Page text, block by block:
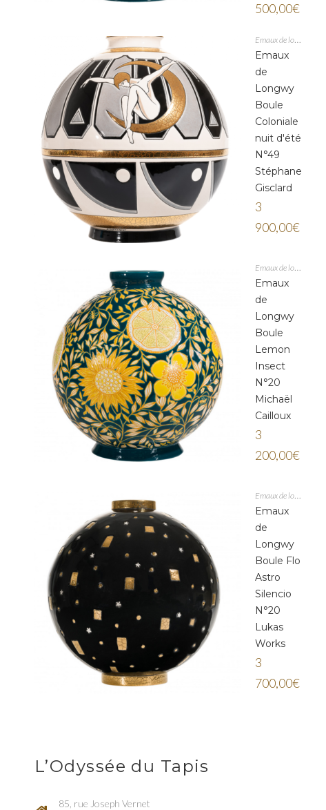
500,00€
Emaux
de
Longwy
Boule
Coloniale
nuit d'été
N°49
Stéphane
Gisclard
3
900,00€
Emaux
de
Longwy
Boule
Lemon
Insect
N°20
Michaël
Cailloux
3
200,00€
Emaux
de
Longwy
Boule Flo
Astro
Silencio
N°20
Lukas
Works
3
700,00€
L’Odyssée du Tapis
85, rue Joseph Vernet